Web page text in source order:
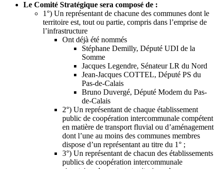
Le Comité Stratégique sera composé de :
1°) Un représentant de chacune des communes dont le
territoire est, tout ou partie, compris dans l’emprise de
l’infrastructure
Ont déjà été nommés
Stéphane Demilly, Député UDI de la
Somme
Jacques Legendre, Sénateur LR du Nord
Jean-Jacques COTTEL, Député PS du
Pas-de-Calais
Bruno Duvergé, Député Modem du Pas-
de-Calais
2°) Un représentant de chaque établissement
public de coopération intercommunale compétent
en matière de transport fluvial ou d’aménagement
dont l’une au moins des communes membres
dispose d’un représentant au titre du 1° ;
3°) Un représentant de chacun des établissements
publics de coopération intercommunale